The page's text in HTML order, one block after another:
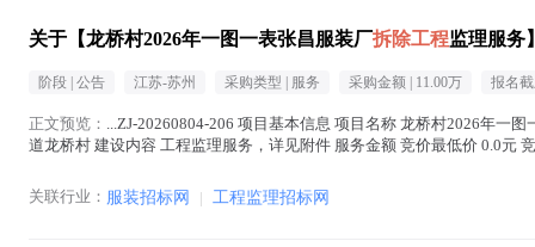
关于【龙桥村2026年一图一表张昌服装厂拆除工程监理服务
阶段 | 公告 江苏-苏州 采购类型 | 服务 采购金额 | 11.00万 报名
正文预览： ...ZJ-20260804-206 项目基本信息 项目名称 龙桥村2026年一图
道龙桥村 建设内容 工程监理服务，详见附件 服务金额 竞价最低价 0.0元
关联行业： 服装招标网 | 工程监理招标网